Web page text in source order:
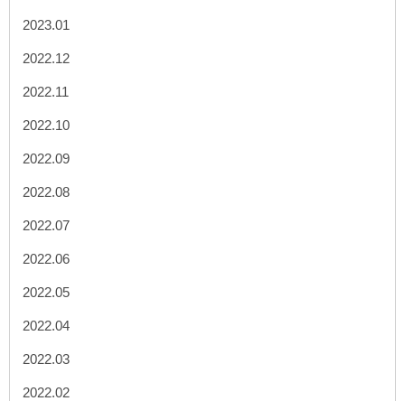
2023.01
2022.12
2022.11
2022.10
2022.09
2022.08
2022.07
2022.06
2022.05
2022.04
2022.03
2022.02